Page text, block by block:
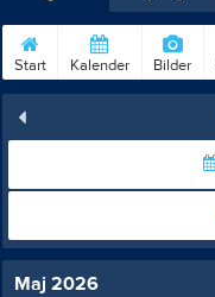
Start Kalender Bilder
Maj 2026